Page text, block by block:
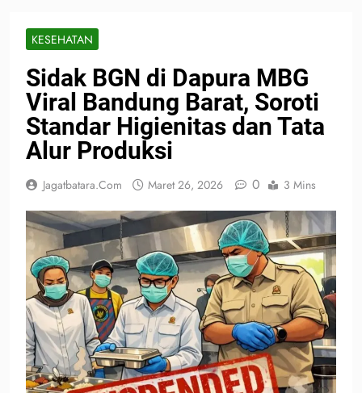
KESEHATAN
Sidak BGN di Dapura MBG
Viral Bandung Barat, Soroti
Standar Higienitas dan Tata
Alur Produksi
Jagatbatara.com Maret 26, 2026 0 3 Mins